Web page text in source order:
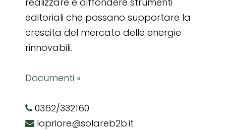
editoriali che possano supportare la
crescita del mercato delle energie
rinnovabili.
Documenti »
0362/332160
lopriore@solareb2b.it